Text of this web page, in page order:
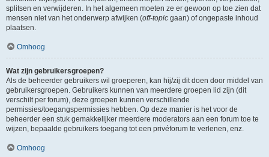
splitsen en verwijderen. In het algemeen moeten ze er gewoon op toe zien dat
mensen niet van het onderwerp afwijken (off-topic gaan) of ongepaste inhoud
plaatsen.
Omhoog
Wat zijn gebruikersgroepen?
Als de beheerder gebruikers wil groeperen, kan hij/zij dit doen door middel van
gebruikersgroepen. Gebruikers kunnen van meerdere groepen lid zijn (dit
verschilt per forum), deze groepen kunnen verschillende
permissies/toegangspermissies hebben. Op deze manier is het voor de
beheerder een stuk gemakkelijker meerdere moderators aan een forum toe te
wijzen, bepaalde gebruikers toegang tot een privéforum te verlenen, enz.
Omhoog